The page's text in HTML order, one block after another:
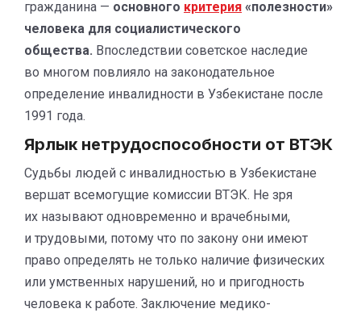
гражданина — основного критерия «полезности»
человека для социалистического
общества. Впоследствии советское наследие
во многом повлияло на законодательное
определение инвалидности в Узбекистане после
1991 года.
Ярлык нетрудоспособности от ВТЭК
Судьбы людей с инвалидностью в Узбекистане
вершат всемогущие комиссии ВТЭК. Не зря
их называют одновременно и врачебными,
и трудовыми, потому что по закону они имеют
право определять не только наличие физических
или умственных нарушений, но и пригодность
человека к работе. Заключение медико-